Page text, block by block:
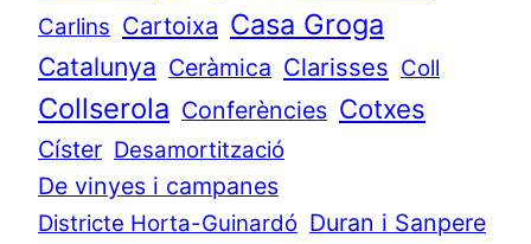
Carlins Cartoixa Casa Groga
Catalunya Ceràmica Clarisses Coll
Collserola Conferències Cotxes
Císter Desamortització
De vinyes i campanes
Districte Horta-Guinardó Duran i Sanpere